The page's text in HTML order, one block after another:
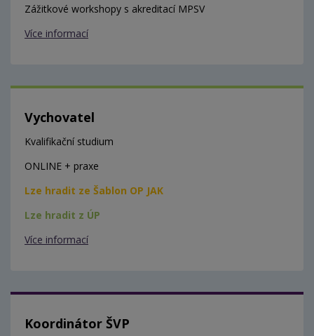
Zážitkové workshopy s akreditací MPSV
Více informací
Vychovatel
Kvalifikační studium
ONLINE + praxe
Lze hradit ze Šablon OP JAK
Lze hradit z ÚP
Více informací
Koordinátor ŠVP